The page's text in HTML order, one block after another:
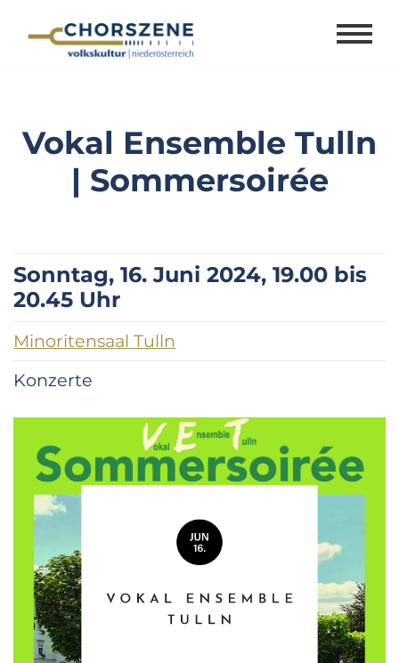
Vokal Ensemble Tulln
| Sommersoirée
Sonntag, 16. Juni 2024, 19.00 bis
20.45 Uhr
Minoritensaal Tulln
Konzerte